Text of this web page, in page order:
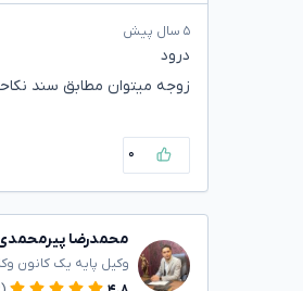
۵ سال پیش
درود
زوجه میتوان مطابق سند
۰
محمدرضا
وکیل پایه یک کانون